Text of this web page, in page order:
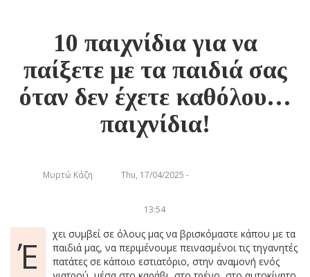
10 παιχνίδια για να
παίξετε με τα παιδιά σας
όταν δεν έχετε καθόλου…
παιχνίδια!
Μυρτώ Κάζη Thu, 17/04/2025 -
13:54
Έ
χει συμβεί σε όλους μας να βρισκόμαστε κάπου με τα
παιδιά μας, να περιμένουμε πεινασμένοι τις τηγανητές
πατάτες σε κάποιο εστιατόριο, στην αναμονή ενός